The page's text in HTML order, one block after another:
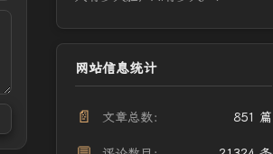
网站信息统计
📄 文章总数： 851 篇